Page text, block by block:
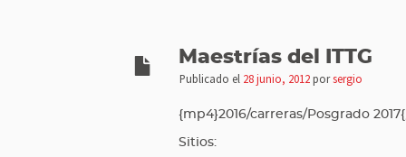
Maestrías del ITTG
Publicado el 28 junio, 2012porsergio
{mp4}2016/carreras/Posgrado
Sitios: